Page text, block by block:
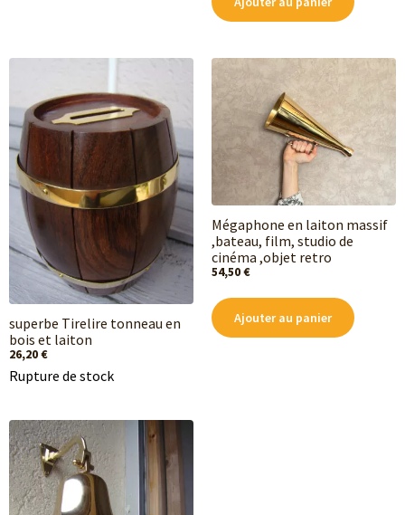
superbe Tirelire tonneau en
bois et laiton
26,20€
Rupture de stock
Mégaphone en laiton massif
,bateau, film, studio de
cinéma ,objet retro
54,50€
Ajouter au panier